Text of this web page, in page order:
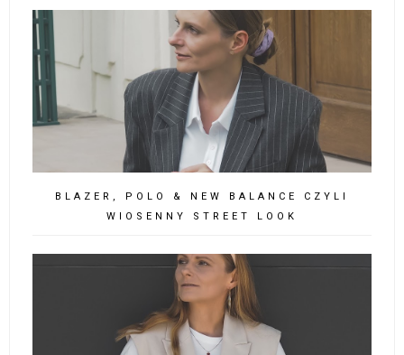
BLAZER, POLO & NEW BALANCE CZYLI
WIOSENNY STREET LOOK